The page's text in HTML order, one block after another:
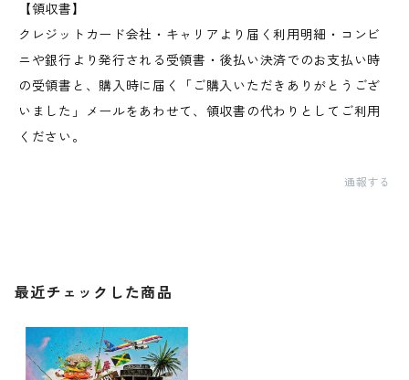
【領収書】
クレジットカード会社・キャリアより届く利用明細・コンビ
ニや銀行より発行される受領書・後払い決済でのお支払い時
の受領書と、購入時に届く「ご購入いただきありがとうござ
いました」メールをあわせて、領収書の代わりとしてご利用
ください。
通報する
最近チェックした商品